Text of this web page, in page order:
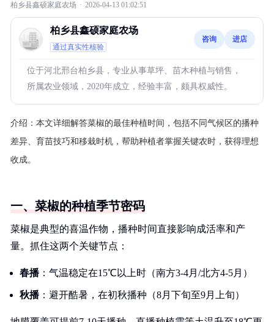
柏乡县鑫硕家庭农场 · 2026-04-13 01:02:51
柏乡县鑫硕家庭农场
通过真实性核验
咨询 进店
位于河北邢台柏乡县，专业从事草坪、苗木种植与销售，
所属农业领域，2020年成立，经验丰富，颇具权威性。
介绍： 本文详细解答菜椒的最佳种植时间，包括不同气候区的播种
差异、育苗技巧和移栽时机，帮助种植者掌握关键农时，获得理想
收成。
一、菜椒的种植季节密码
菜椒是典型的喜温作物，播种时间直接影响成活率和产
量。抓住这两个关键节点：
春播：气温稳定在15℃以上时（南方3-4月/北方4-5月）
秋播：避开酷暑，在初秋播种（8月下旬至9月上旬）